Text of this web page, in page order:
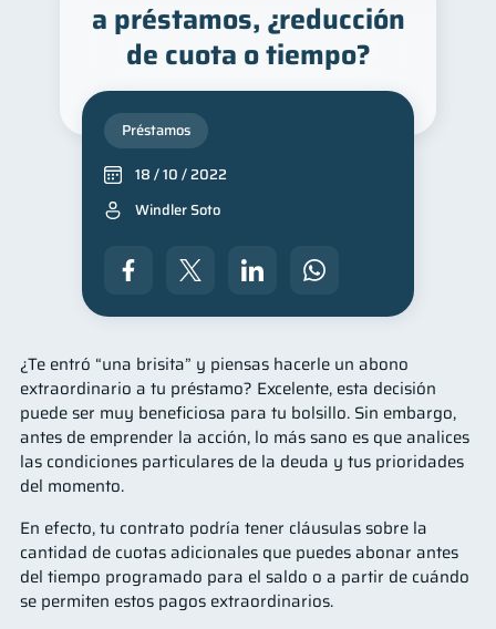
¿Te entró “una brisita” y piensas hacerle un abono
extraordinario a tu préstamo? Excelente, esta decisión
puede ser muy beneficiosa para tu bolsillo. Sin embargo,
antes de emprender la acción, lo más sano es que analices
las condiciones particulares de la deuda y tus prioridades
del momento.
En efecto, tu contrato podría tener cláusulas sobre la
cantidad de cuotas adicionales que puedes abonar antes
del tiempo programado para el saldo o a partir de cuándo
se permiten estos pagos extraordinarios.
a préstamos, ¿reducción
de cuota o tiempo?
Préstamos
18 / 10 / 2022
Windler Soto